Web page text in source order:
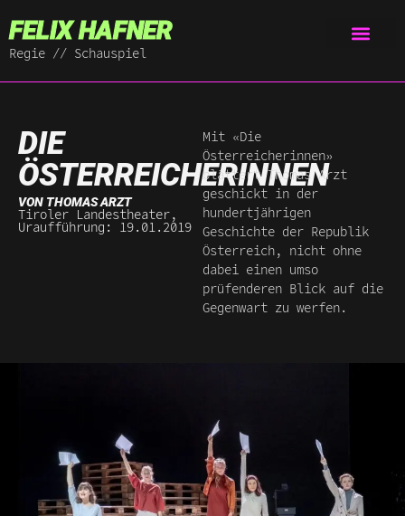
FELIX HAFNER
Regie // Schauspiel
DIE
ÖSTERREICHERINNEN
VON THOMAS ARZT
Tiroler Landestheater,
Uraufführung: 19.01.2019
Mit «Die
Österreicherinnen»
blättert Thomas Arzt
geschickt in der
hundertjährigen
Geschichte der Republik
Österreich, nicht ohne
dabei einen umso
prüfenderen Blick auf die
Gegenwart zu werfen.